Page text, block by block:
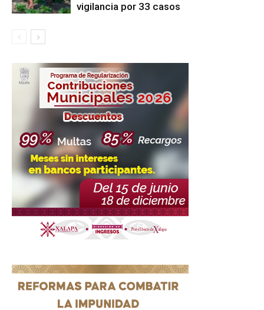
vigilancia por 33 casos